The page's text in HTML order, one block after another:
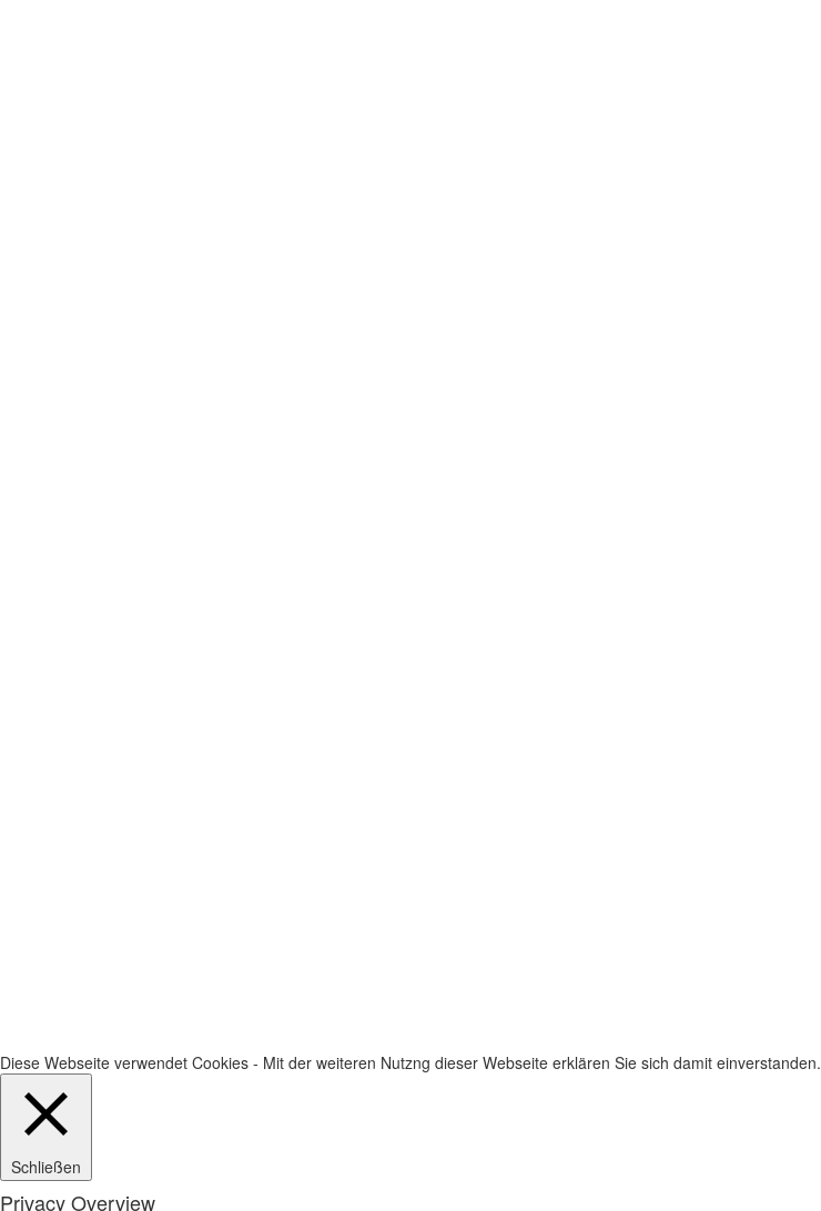
Diese Webseite verwendet Cookies - Mit der weiteren Nutzng dieser Webseite erklären Sie sich damit einverstanden.
Schließen
Privacy Overview